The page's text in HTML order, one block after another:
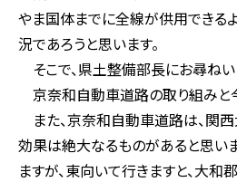
やま国体までに全線が供用できる
況であろうと思います。
そこで、県土整備部長にお尋ねい
京奈和自動車道路の取り組みと
また、京奈和自動車道路は、関
効果は絶大なるものがあると思い
ますが、東向いて行きますと、大